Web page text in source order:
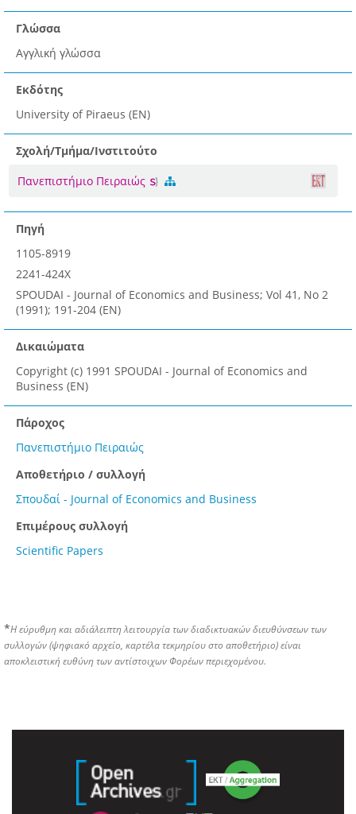
Γλώσσα
Αγγλική γλώσσα
Εκδότης
University of Piraeus (EN)
Σχολή/Τμήμα/Ινστιτούτο
Πανεπιστήμιο Πειραιώς
Πηγή
1105-8919
2241-424X
SPOUDAI - Journal of Economics and Business; Vol 41, No 2
(1991); 191-204 (EN)
Δικαιώματα
Copyright (c) 1991 SPOUDAI - Journal of Economics and
Business (EN)
Πάροχος
Πανεπιστήμιο Πειραιώς
Αποθετήριο / συλλογή
Σπουδαί - Journal of Economics and Business
Επιμέρους συλλογή
Scientific Papers
*Η εύρυθμη και αδιάλειπτη λειτουργία των διαδικτυακών διευθύνσεων των
συλλογών (ψηφιακό αρχείο, καρτέλα τεκμηρίου στο αποθετήριο) είναι
αποκλειστική ευθύνη των αντίστοιχων Φορέων περιεχομένου.